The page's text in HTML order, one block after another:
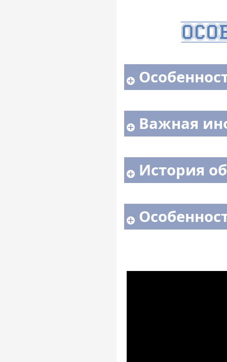
Важная
История